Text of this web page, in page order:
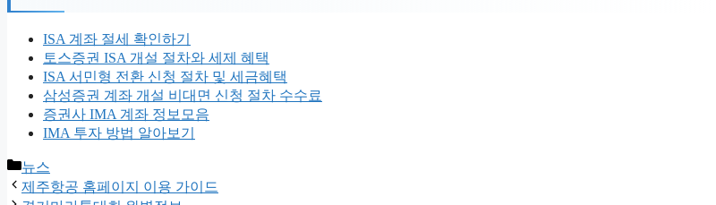
ISA 계좌 절세 확인하기
토스증권 ISA 개설 절차와 세제 혜택
ISA 서민형 전환 신청 절차 및 세금혜택
삼성증권 계좌 개설 비대면 신청 절차 수수료
증권사 IMA 계좌 정보모음
IMA 투자 방법 알아보기
카
테
뉴스
제주항공 홈페이지 이용 가이드